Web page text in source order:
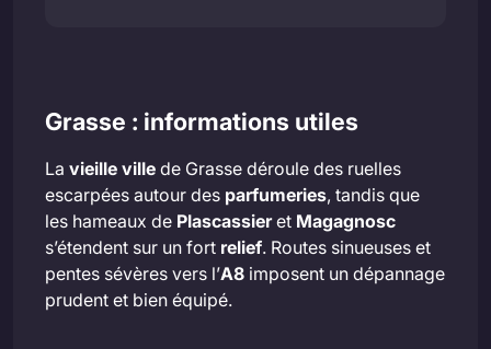
Grasse : informations utiles
La vieille ville de Grasse déroule des ruelles
escarpées autour des parfumeries, tandis que
les hameaux de Plascassieret Magagnosc
s’étendent sur un fort relief. Routes sinueuses et
pentes sévères vers l’A8 imposent un dépannage
prudent et bien équipé.